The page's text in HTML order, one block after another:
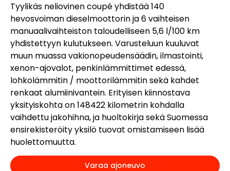
Tyylikäs neliovinen coupé yhdistää 140
hevosvoiman dieselmoottorin ja 6 vaihteisen
manuaalivaihteiston taloudelliseen 5,6 l/100 km
yhdistettyyn kulutukseen. Varusteluun kuuluvat
muun muassa vakionopeudensäädin, ilmastointi,
xenon-ajovalot, penkinlämmittimet edessä,
lohkolämmitin / moottorilämmitin sekä kahdet
renkaat alumiinivantein. Erityisen kiinnostava
yksityiskohta on 148422 kilometrin kohdalla
vaihdettu jakohihna, ja huoltokirja sekä Suomessa
ensirekisteröity yksilö tuovat omistamiseen lisää
huolettomuutta.
Varaa ajoneuvo